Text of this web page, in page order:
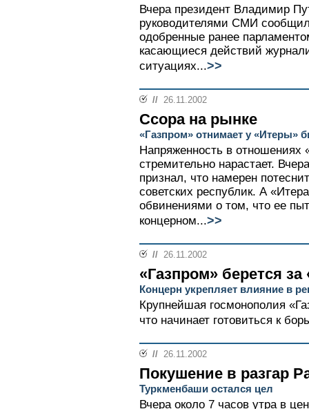
Вчера президент Владимир
руководителями СМИ
одобренные ранее
касающиеся действий
ситуациях...>>
// 26.11.2002
Ссора на рынке
«Газпром» отнимает у «Итеры»
Напряженность в отношениях
стремительно нарастает.
признал, что намерен
советских республик. А
обвинениями о том, что ее
концерном...>>
// 26.11.2002
«Газпром» берется
Концерн укрепляет влияние в
Крупнейшая госмонополия
что начинает готовиться к
// 26.11.2002
Покушение в разгар
Туркменбаши остался цел
Вчера около 7 часов утра в